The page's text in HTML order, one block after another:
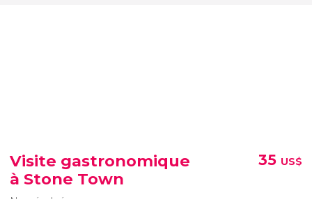
Visite gastronomique
à Stone Town
35 US$